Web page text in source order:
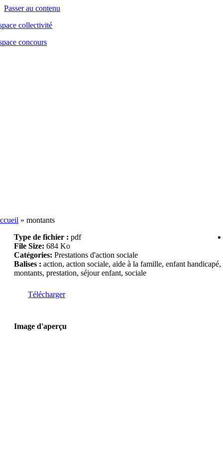
contenu
principal
Passer au contenu
collectivité
concours
»montants
Type de fichier :pdf
File Size:684 Ko
Catégories:Prestations d'action sociale
Balises :action, action sociale, aide à la famille, enfant handicapé,
montants, prestation, séjour enfant, sociale
Télécharger
Image d'aperçu